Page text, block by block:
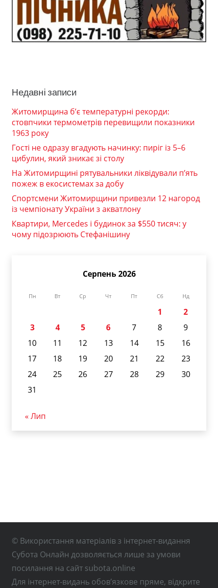
Недавні записи
Житомирщина б’є температурні рекорди:
стовпчики термометрів перевищили показники
1963 року
Гості не одразу вгадують начинку: пиріг із 5–6
цибулин, який зникає зі столу
На Житомирщині рятувальники ліквідували п’ять
пожеж в екосистемах за добу
Спортсмени Житомирщини привезли 12 нагород
із чемпіонату України з акватлону
Квартири, Mercedes і будинок за $550 тисяч: у
чому підозрюють Стефанішину
Серпень 2026
Пн Вт Ср Чт Пт Сб Нд
1
2
3
4 5 6 7 8
9
10
11 12 13 14 15
16
17
18 19 20 21 22
23
24
25 26 27 28 29
30
31
« Лип
© Використання матеріалів з інтернет-видання
Субота Онлайн дозволяється лише за умови
посилання на сайт subota.online
Для інтернет-видань обов’язкове пряме, відкрите